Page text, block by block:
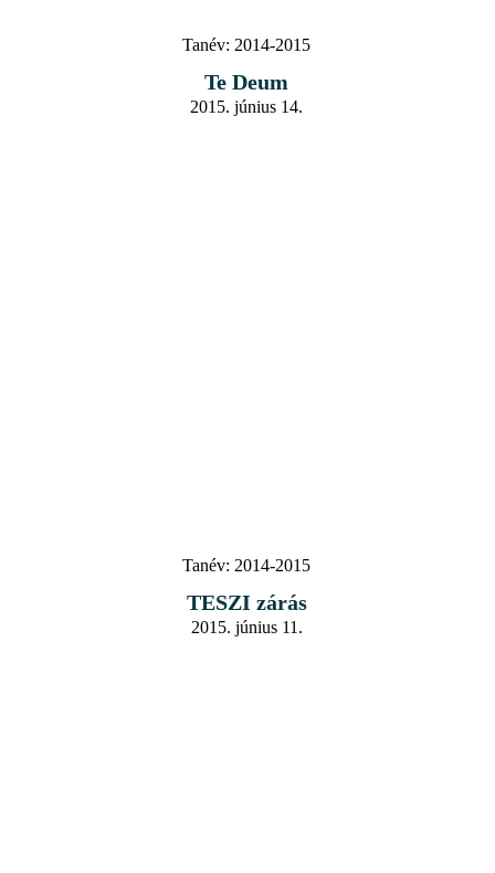
Tanév: 2014-2015
Te Deum
2015. június 14.
Tanév: 2014-2015
TESZI zárás
2015. június 11.